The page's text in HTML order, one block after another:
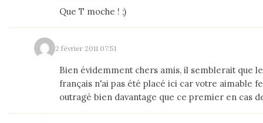
Que T moche ! ;)
2 février 2011 07:51
Bien évidemment chers amis, il semblerait que
français n'ai pas été placé ici car votre aimable
outragé bien davantage que ce premier en cas